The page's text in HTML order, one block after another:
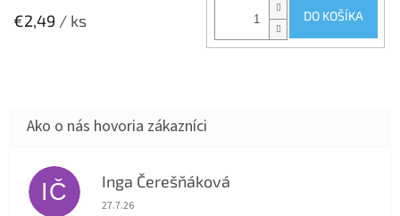
€2,49 / ks DO KOŠÍKA
IČ Inga Čerešňáková
Hodnotenie obchodu je 5 z 5 hviezdičiek.
27.7.26